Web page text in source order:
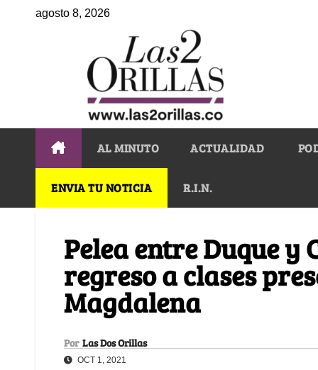
agosto 8, 2026
AL MINUTO ACTUALIDAD
ENVIA TU NOTICIA R.I.N.
Pelea entre Duque y
regreso a clases
Magdalena
Por Las Dos Orillas
OCT 1, 2021